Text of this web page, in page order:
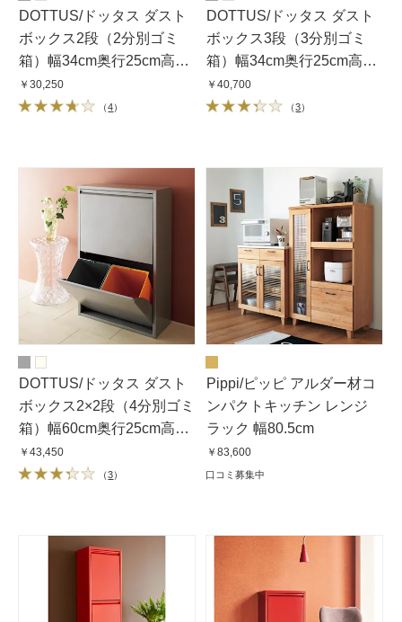
DOTTUS/ドッタス ダスト
ボックス2段（2分別ゴミ
箱）幅34cm奥行25cm高さ
92cm（ホワイト・グ
レー）
￥30,250
（4）
DOTTUS/ドッタス ダスト
ボックス3段（3分別ゴミ
箱）幅34cm奥行25cm高さ
136cm（ホワイト・グ
レー）
￥40,700
（3）
DOTTUS/ドッタス ダスト
ボックス2×2段（4分別ゴミ
箱）幅60cm奥行25cm高さ
92cm（ホワイト・グ
レー）
￥43,450
（3）
Pippi/ピッピ アルダー材コ
ンパクトキッチン レンジ
ラック 幅80.5cm
￥83,600
口コミ募集中